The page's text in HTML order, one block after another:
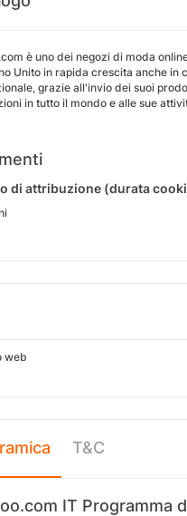
è uno dei negozi di moda
Unito in rapida crescita anche in
grazie all'invio dei suoi
in tutto il mondo e alle sue
di attribuzione (durata
web
T&C
IT Programma